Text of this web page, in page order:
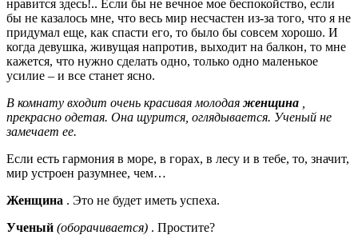
нравится здесь!.. Если бы не вечное мое беспокойство, если
бы не казалось мне, что весь мир несчастен из-за того, что я не
придумал еще, как спасти его, то было бы совсем хорошо. И
когда девушка, живущая напротив, выходит на балкон, то мне
кажется, что нужно сделать одно, только одно маленькое
усилие – и все станет ясно.
В комнату входит очень красивая молодая женщина
прекрасно одетая. Она щурится, оглядывается. Ученый не
замечает ее.
Если есть гармония в море, в горах, в лесу и в тебе, то, значит,
мир устроен разумнее, чем…
Женщина . Это не будет иметь успеха.
Ученый (оборачивается) . Простите?